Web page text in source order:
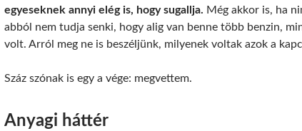
egyeseknek annyi elég is, hogy sugallja. Még akkor is, ha
abból nem tudja senki, hogy alig van benne több benzin,
volt. Arról meg ne is beszéljünk, milyenek voltak azok a
Száz szónak is egy a vége: megvettem.
Anyagi háttér